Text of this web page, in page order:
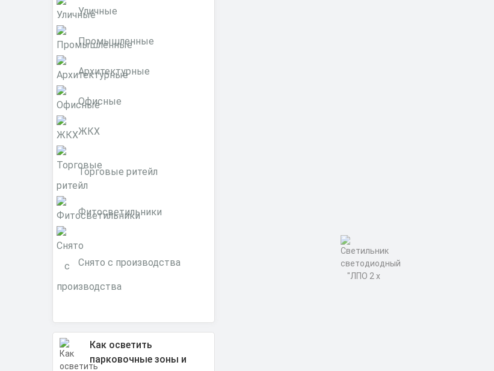
Уличные
Промышленные
Архитектурные
Офисные
ЖКХ
Торговые ритейл
Фитосветильники
Снято с производства
Как осветить
парковочные зоны и